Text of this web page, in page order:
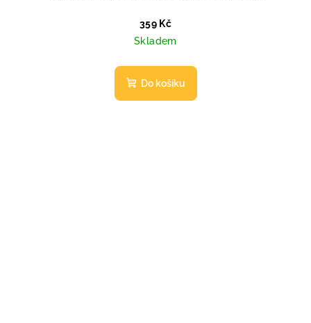
359 Kč
Skladem
Do košíku